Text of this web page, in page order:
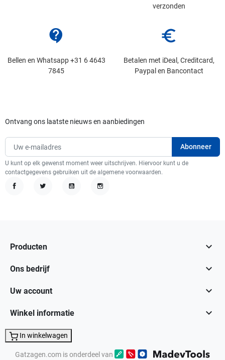
verzonden
contact_support
Bellen en Whatsapp +31 6 4643
7845
euro_symbol
Betalen met iDeal, Creditcard,
Paypal en Bancontact
Ontvang ons laatste nieuws en aanbiedingen
U kunt op elk gewenst moment weer uitschrijven. Hiervoor kunt u de
contactgegevens gebruiken uit de algemene voorwaarden.
Producten 
Ons bedrijf 
Uw account 
Winkel informatie 
In winkelwagen
Gatzagen.com is onderdeel van